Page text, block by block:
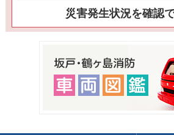
災害発生状況を確認